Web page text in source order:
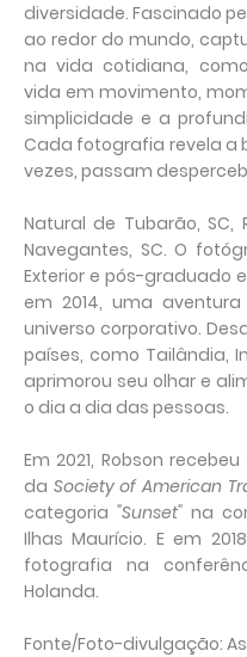
diversidade. Fascinado
ao redor do mundo,
na vida cotidiana,
vida em movimento,
simplicidade e a
Cada fotografia revela a
vezes, passam
Natural de Tubarão,
Navegantes, SC. O
Exterior e pós-graduado
em 2014, uma
universo corporativo.
países, como Tailândia,
aprimorou seu olhar e
o dia a dia das pessoas.
Em 2021, Robson
da Society of American
categoria "Sunset" na
Ilhas Maurício. E em
fotografia na
Holanda.
Fonte/Foto-divulgação: